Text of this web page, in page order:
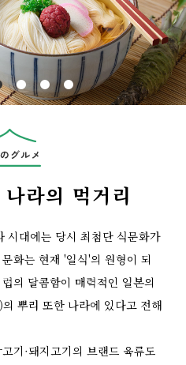
라의 먹거리
시대에는 당시 최첨단 식문화가
화는 현재 '일식'의 원형이 되
의 달콤함이 매력적인 일본의
뿌리 또한 나라에 있다고 전해
기·돼지고기의 브랜드 육류도